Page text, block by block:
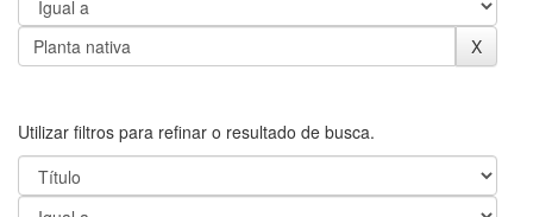
Utilizar filtros para refinar o resultado de busca.